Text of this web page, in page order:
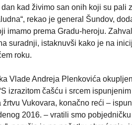
dan kad živimo san onih koji su
rekao je general Šundov,
imamo prema Gradu-heroju.
suradnji, istaknuvši kako je na
roku.
Vlade Andreja Plenkovića
izrazitom čašću i srcem
žrtvu Vukovara, konačno reći –
2016. – vratili smo